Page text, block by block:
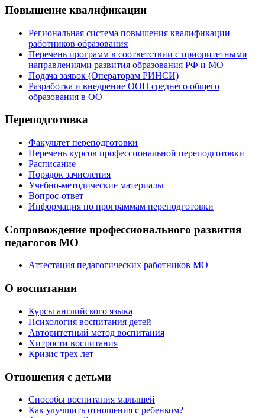
Повышение квалификации
Региональная система повышения квалификации
работников образования
Перечень программ в соответствии с приоритетными
направлениями развития образования РФ и МО
Подача заявок (Операторам РИНСИ)
Разработка и внедрение ООП среднего общего
образования в ОО
Переподготовка
Факультет переподготовки
Перечень курсов профессиональной переподготовки
Расписание
Порядок зачисления
Учебно-методические материалы
Вопрос-ответ
Информация по программам переподготовки
Сопровождение профессионального развития
педагогов МО
Аттестация педагогических работников МО
О воспитании
Курсы английского языка
Психология воспитания детей
Авторитетный метод воспитания
Хитрости воспитания
Кризис трех лет
Отношения с детьми
Способы воспитания малышей
Как улучшить отношения с ребенком?